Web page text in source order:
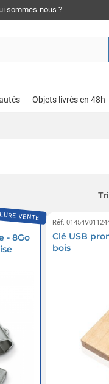
sommes-nous ?
Objets livrés en 48h
VENTE
- 8Go
Réf.
Clé USB
bois